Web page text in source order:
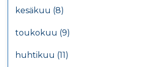
kesäkuu (8)
toukokuu (9)
huhtikuu (11)